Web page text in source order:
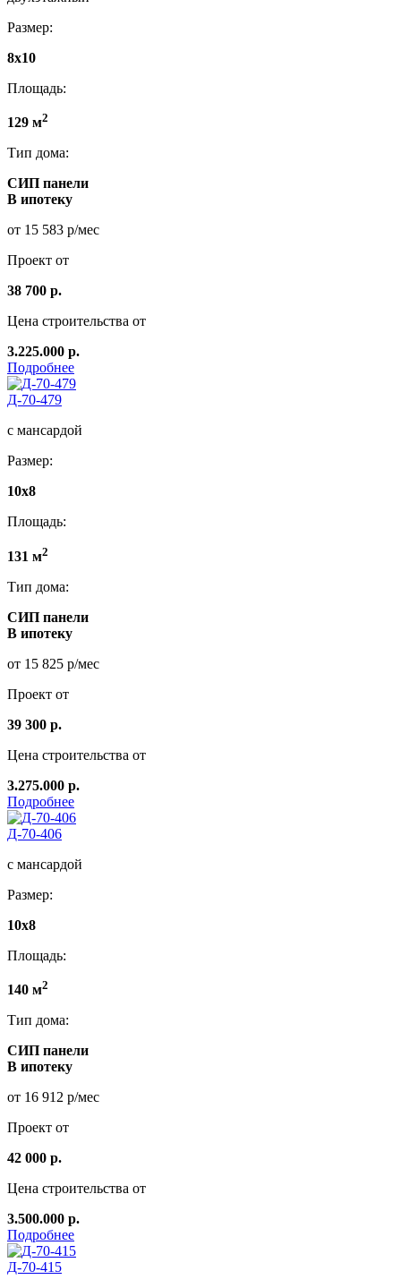
Размер:
8х10
Площадь:
129 м2
Тип дома:
СИП панели
В ипотеку
от 15 583 р/мес
Проект от
38 700 р.
Цена строительства от
3.225.000 р.
Подробнее
Д-70-479
с мансардой
Размер:
10х8
Площадь:
131 м2
Тип дома:
СИП панели
В ипотеку
от 15 825 р/мес
Проект от
39 300 р.
Цена строительства от
3.275.000 р.
Подробнее
Д-70-406
с мансардой
Размер:
10х8
Площадь:
140 м2
Тип дома:
СИП панели
В ипотеку
от 16 912 р/мес
Проект от
42 000 р.
Цена строительства от
3.500.000 р.
Подробнее
Д-70-415